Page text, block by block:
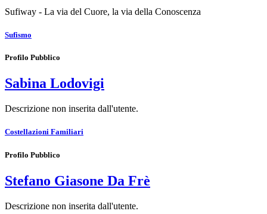
Sufiway - La via del Cuore, la via della Conoscenza
Sufismo
Profilo Pubblico
Sabina Lodovigi
Descrizione non inserita dall'utente.
Costellazioni Familiari
Profilo Pubblico
Stefano Giasone Da Frè
Descrizione non inserita dall'utente.